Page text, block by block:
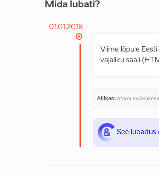
Mida lubati?
01.01.2018
Viime lõpule
vajaliku saali
Allikas:reform.ee/
See lubadus